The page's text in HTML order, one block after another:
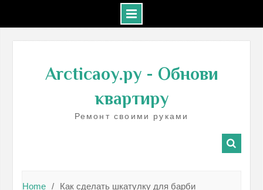
contentArcticaoy.ру- Обнови
квартиру
Ремонт своими руками
Home Как сделать шкатулку для барби